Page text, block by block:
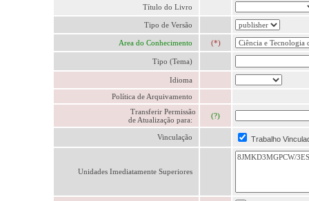
Título do Livro
Tipo de Versão
Area do Conhecimento (*)
Tipo (Tema)
Idioma
Política de Arquivamento
Transferir Permissão
de Atualização para:
(?)
Vinculação Trabalho
Unidades Imediatamente Superiores